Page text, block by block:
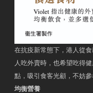
在抗疫新常態下，港人從
人吃外賣時，也希望吃得
點，吸引食客光顧，不妨
均衡營養